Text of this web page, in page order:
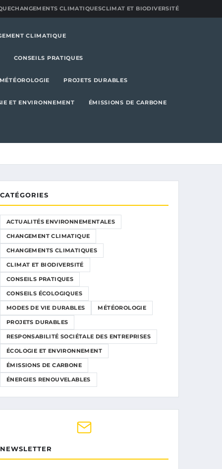
CHANGEMENTS CLIMATIQUESCLIMAT ET BIODIVERSITÉ
CLIMATIQUE
CONSEILS PRATIQUES
PROJETS DURABLES
ET ENVIRONNEMENT ÉMISSIONS DE CARBONE
CATÉGORIES
ACTUALITÉS ENVIRONNEMENTALES
CHANGEMENT CLIMATIQUE
CHANGEMENTS CLIMATIQUES
CLIMAT ET BIODIVERSITÉ
CONSEILS PRATIQUES
CONSEILS ÉCOLOGIQUES
MODES DE VIE DURABLES MÉTÉOROLOGIE
PROJETS DURABLES
RESPONSABILITÉ SOCIÉTALE DES ENTREPRISES
ÉCOLOGIE ET ENVIRONNEMENT
ÉMISSIONS DE CARBONE
ÉNERGIES RENOUVELABLES
NEWSLETTER